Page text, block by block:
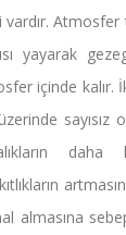
Atmosfer
yayarak
içinde kalır.
sayısız
daha
almasına